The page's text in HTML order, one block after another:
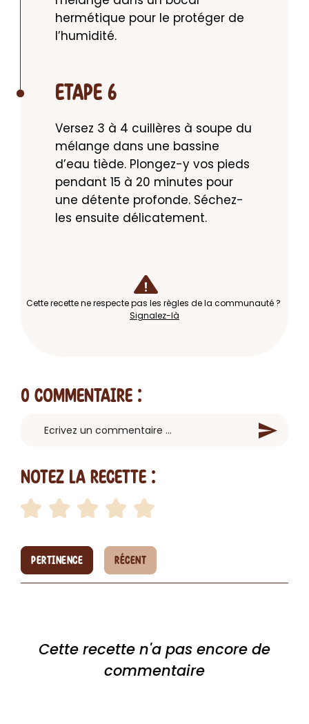
hermétique pour le protéger de
l’humidité.
ETAPE 6
Versez 3 à 4 cuillères à soupe du
mélange dans une bassine
d’eau tiède. Plongez-y vos pieds
pendant 15 à 20 minutes pour
une détente profonde. Séchez-
les ensuite délicatement.
Cette recette ne respecte pas les règles de la communauté ?
Signalez-là
0 Commentaire :
Notez la recette :
PERTINENCE RÉCENT
Cette recette n'a pas encore de
commentaire